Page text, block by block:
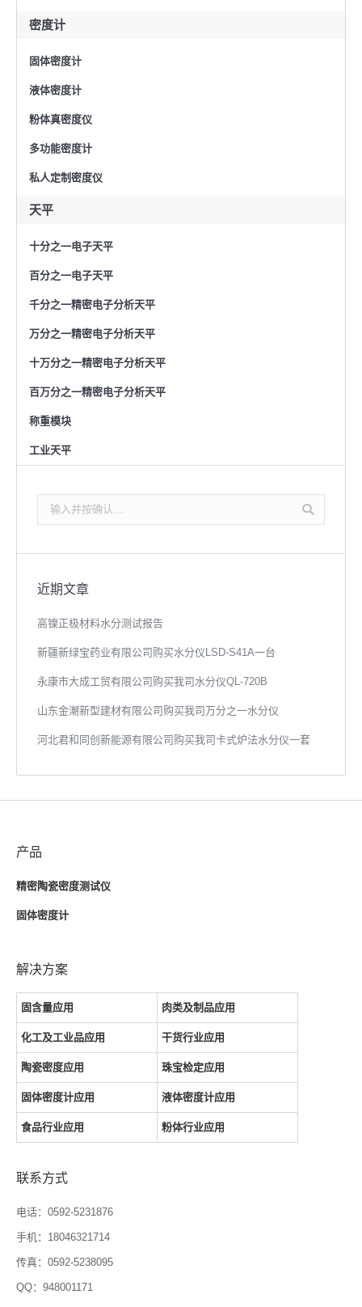
密度计
固体密度计
液体密度计
粉体真密度仪
多功能密度计
私人定制密度仪
天平
十分之一电子天平
百分之一电子天平
千分之一精密电子分析天平
万分之一精密电子分析天平
十万分之一精密电子分析天平
百万分之一精密电子分析天平
称重模块
工业天平
索：
近期文章
高镍正极材料水分测试报告
新疆新绿宝药业有限公司购买水分仪LSD-S41A一台
永康市大成工贸有限公司购买我司水分仪QL-720B
山东金潮新型建材有限公司购买我司万分之一水分仪
河北君和同创新能源有限公司购买我司卡式炉法水分仪一套
产品
精密陶瓷密度测试仪
固体密度计
解决方案
固含量应用 肉类及制品应用
化工及工业品应用 干货行业应用
陶瓷密度应用 珠宝检定应用
固体密度计应用 液体密度计应用
食品行业应用 粉体行业应用
联系方式
电话：0592-5231876
手机：18046321714
传真：0592-5238095
QQ：948001171